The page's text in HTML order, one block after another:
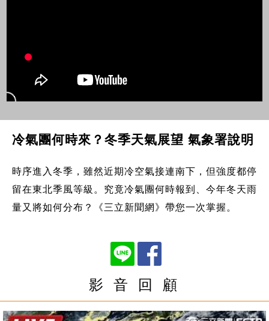
冷氣團何時來？冬季天氣展望 氣象署說明
時序進入冬季，雖然近期冷空氣接連南下，但強度都停
留在東北季風等級。究竟冷氣團何時報到、今年冬天雨
量又將如何分布？《三立新聞網》帶您一次掌握。
影 音 回 顧